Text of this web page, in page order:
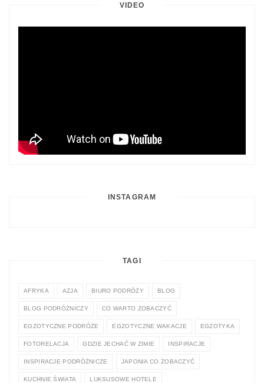
VIDEO
INSTAGRAM
TAGI
AFRYKA AZJA BIURO PODRÓŻY BLOG
BLOG PODRÓŻNICZY CO WARTO ZOBACZYĆ
EGZOTYCZNE PODRÓŻE EGZOTYCZNE WAKACJE EGZOTYKA
FOTORELACJA GDZIE JECHAĆ W ZIMIE INSPIRACJE
INSPIRACJE PODRÓŻNICZE JAPONIA CO ZOBACZYĆ
KUCHNIE ŚWIATA LUKSUSOWE HOTELE